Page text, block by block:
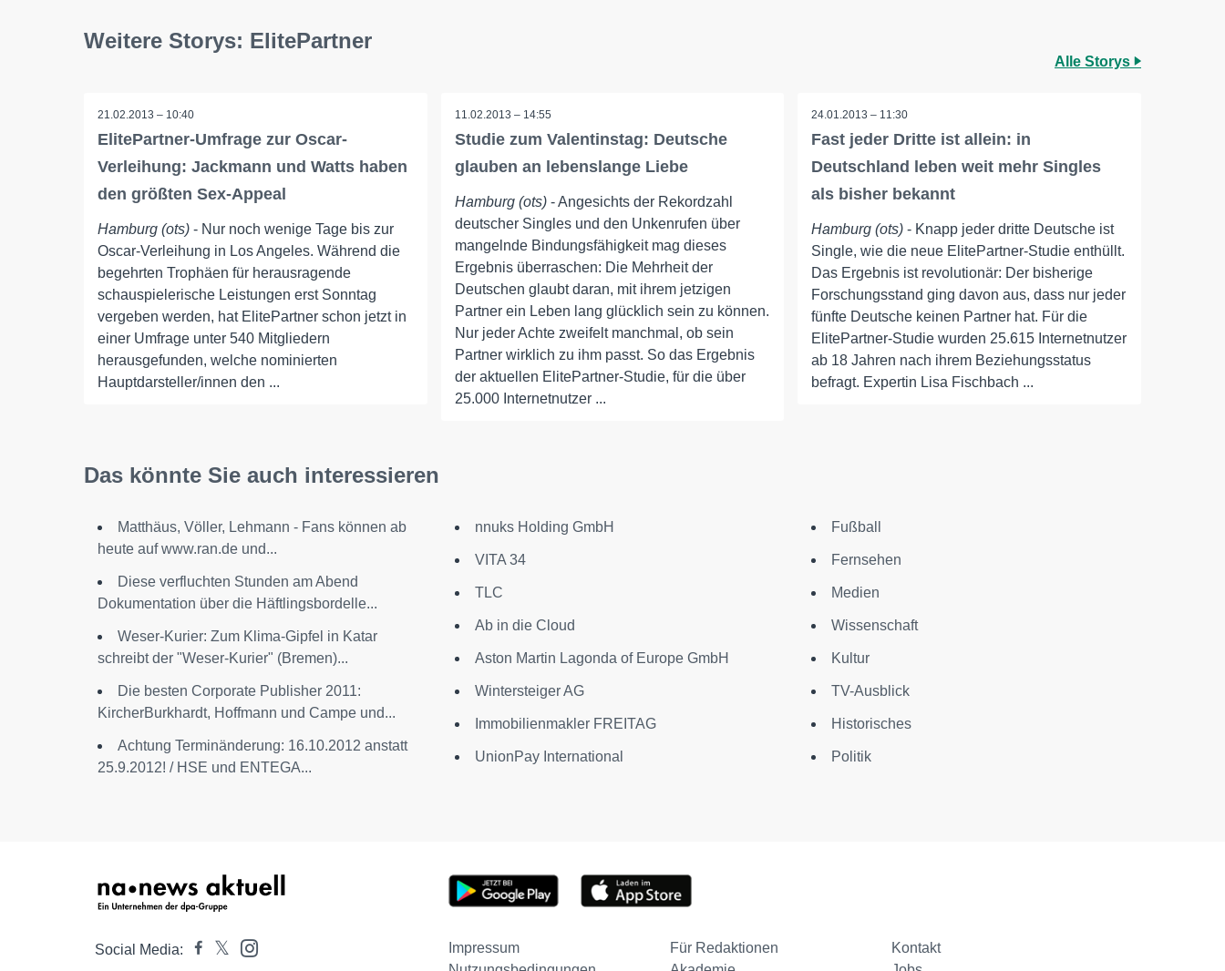
Weitere Storys: ElitePartner
Alle Storys
21.02.2013 – 10:40
ElitePartner-Umfrage zur Oscar-
Verleihung: Jackmann und Watts haben
den größten Sex-Appeal
Hamburg (ots) - Nur noch wenige Tage bis zur
Oscar-Verleihung in Los Angeles. Während die
begehrten Trophäen für herausragende
schauspielerische Leistungen erst Sonntag
vergeben werden, hat ElitePartner schon jetzt in
einer Umfrage unter 540 Mitgliedern
herausgefunden, welche nominierten
Hauptdarsteller/innen den ...
11.02.2013 – 14:55
Studie zum Valentinstag: Deutsche
glauben an lebenslange Liebe
Hamburg (ots)- Angesichts der Rekordzahl
deutscher Singles und den Unkenrufen über
mangelnde Bindungsfähigkeit mag dieses
Ergebnis überraschen: Die Mehrheit der
Deutschen glaubt daran, mit ihrem jetzigen
Partner ein Leben lang glücklich sein zu können.
Nur jeder Achte zweifelt manchmal, ob sein
Partner wirklich zu ihm passt. So das Ergebnis
der aktuellen ElitePartner-Studie, für die über
25.000 Internetnutzer ...
24.01.2013 – 11:30
Fast jeder Dritte ist allein: in
Deutschland leben weit mehr Singles
als bisher bekannt
Hamburg (ots) - Knapp jeder dritte Deutsche ist
Single, wie die neue ElitePartner-Studie enthüllt.
Das Ergebnis ist revolutionär: Der bisherige
Forschungsstand ging davon aus, dass nur jeder
fünfte Deutsche keinen Partner hat. Für die
ElitePartner-Studie wurden 25.615 Internetnutzer
ab 18 Jahren nach ihrem Beziehungsstatus
befragt. Expertin Lisa Fischbach ...
Das könnte Sie auch interessieren
Matthäus, Völler, Lehmann - Fans können ab
heute auf www.ran.de und...
Diese verfluchten Stunden am Abend
Dokumentation über die Häftlingsbordelle...
Weser-Kurier: Zum Klima-Gipfel in Katar
schreibt der "Weser-Kurier" (Bremen)...
Die besten Corporate Publisher 2011:
KircherBurkhardt, Hoffmann und Campe und...
Achtung Terminänderung: 16.10.2012 anstatt
25.9.2012! / HSE und ENTEGA...
nnuks Holding GmbH
VITA 34
TLC
Ab in die Cloud
Aston Martin Lagonda of Europe GmbH
Wintersteiger AG
Immobilienmakler FREITAG
UnionPay International
Fußball
Fernsehen
Medien
Wissenschaft
Kultur
TV-Ausblick
Historisches
Politik
Social Media: Impressum Für Redaktionen
Kontakt